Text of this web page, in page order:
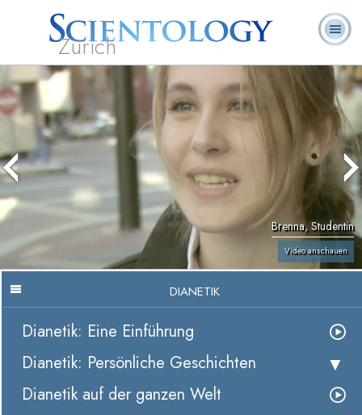
Zürich
Hubbard
Was ist
Geistliche
Häufig gestellte
Bücher
Brenna, Studentin
Video anschauen
DIANETIK
Dianetik: Eine Einführung
Dianetik: Persönliche Geschichten
Dianetik auf der ganzen Welt